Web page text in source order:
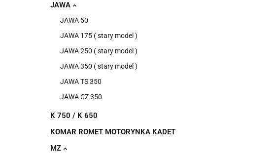
JAWA
JAWA 50
JAWA 175 ( stary model )
JAWA 250 ( stary model )
JAWA 350 ( stary model )
JAWA TS 350
JAWA CZ 350
K 750 / K 650
KOMAR ROMET MOTORYNKA KADET
MZ